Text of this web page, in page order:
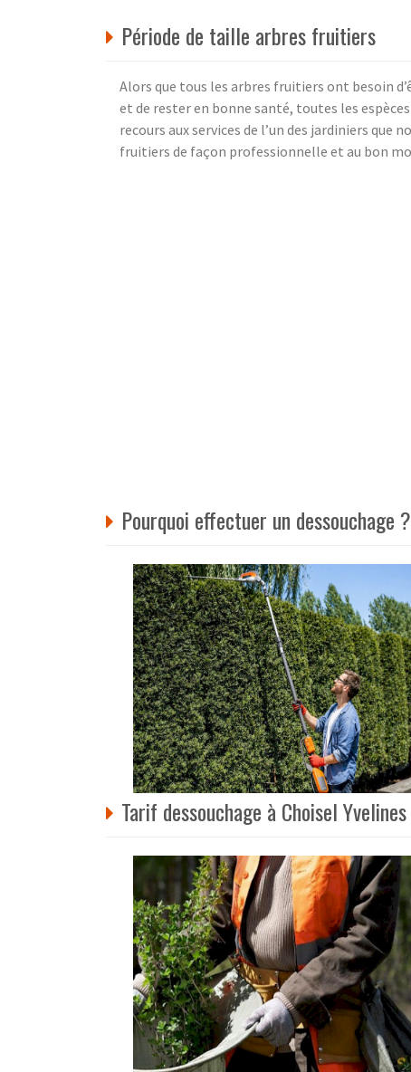
Période de taille arbres fruitiers
Alors que tous les arbres fruitiers ont besoin
et de rester en bonne santé, toutes les
recours aux services de l’un des jardiniers que
fruitiers de façon professionnelle et au bon
Pourquoi effectuer un dessouchage ?
Tarif dessouchage à Choisel